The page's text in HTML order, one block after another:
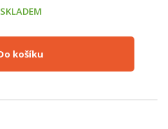
SKLADEM
Do košíku